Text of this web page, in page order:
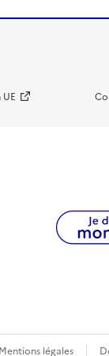
Mentions légales